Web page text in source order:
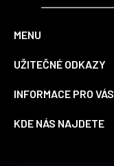
MENU
UŽITEČNÉ ODKAZY
INFORMACE PRO VÁS
KDE NÁS NAJDETE